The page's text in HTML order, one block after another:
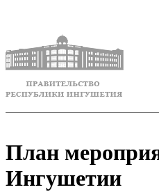
План
Ингушетии